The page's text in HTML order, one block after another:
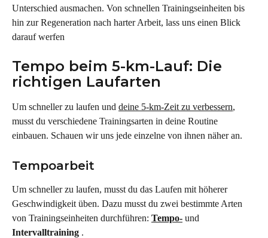
Unterschied ausmachen. Von schnellen Trainingseinheiten bis
hin zur Regeneration nach harter Arbeit, lass uns einen Blick
darauf werfen
Tempo beim 5-km-Lauf: Die
richtigen Laufarten
Um schneller zu laufen und deine 5-km-Zeit zu verbessern,
musst du verschiedene Trainingsarten in deine Routine
einbauen. Schauen wir uns jede einzelne von ihnen näher an.
Tempoarbeit
Um schneller zu laufen, musst du das Laufen mit höherer
Geschwindigkeit üben. Dazu musst du zwei bestimmte Arten
von Trainingseinheiten durchführen: Tempo- und
Intervalltraining .